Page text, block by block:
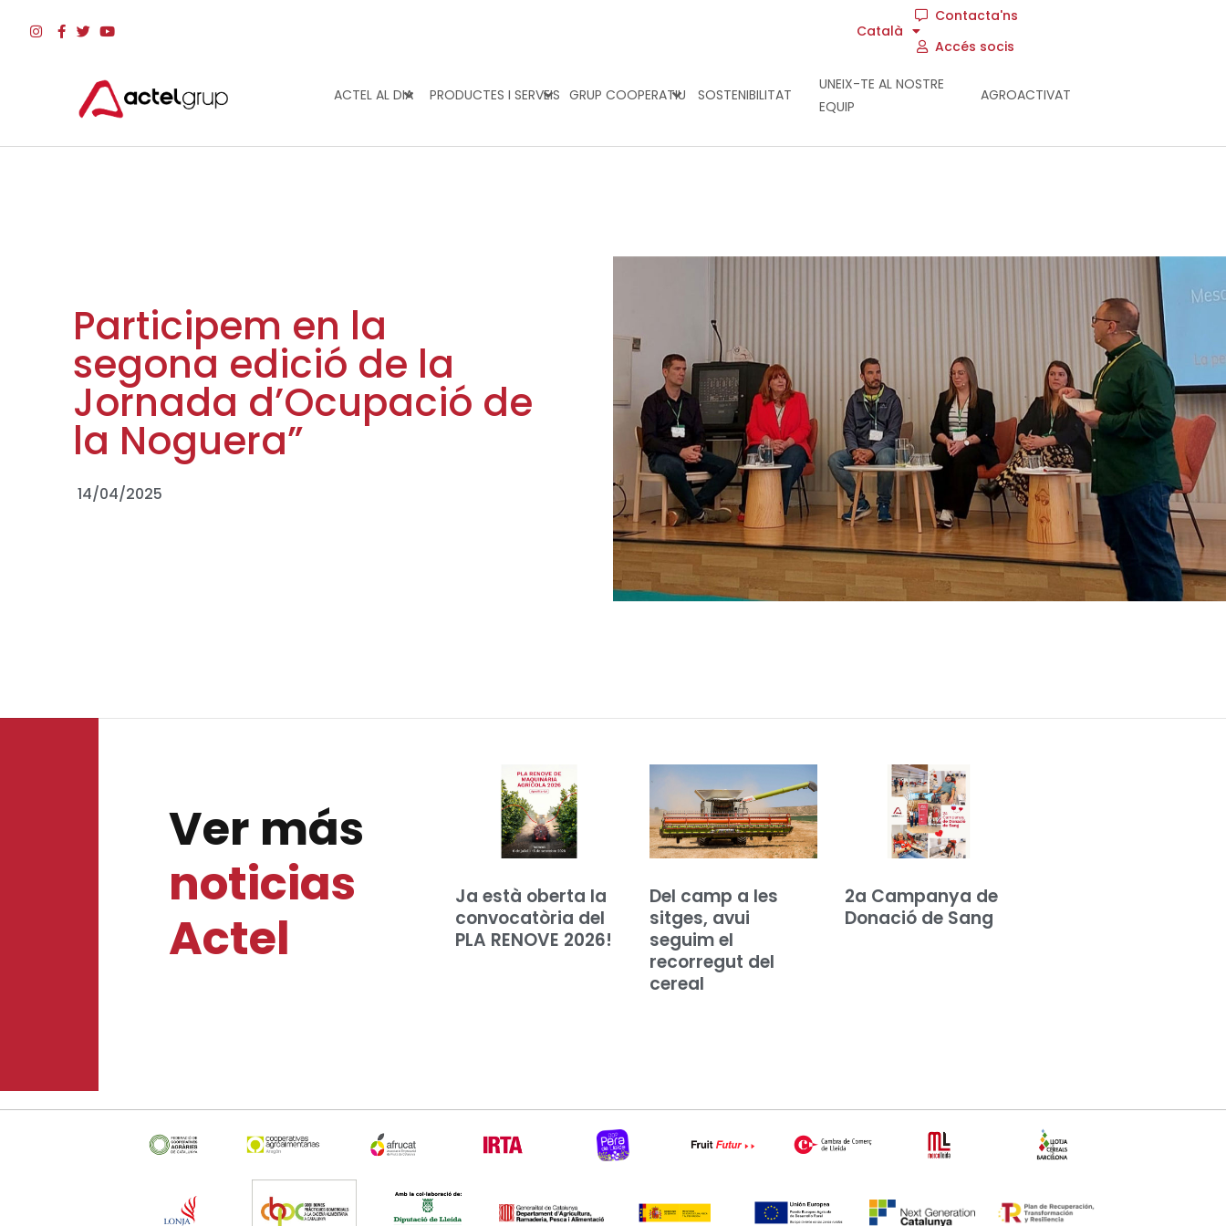
Català
Contacta'ns
Accés socis
ACTEL AL DIA PRODUCTES I SERVEIS GRUP COOPERATIU SOSTENIBILITAT
UNEIX-TE AL NOSTRE
EQUIP
AGROACTIVAT
Participem en la
segona edició de la
Jornada d’Ocupació de
la Noguera”
14/04/2025
Ver más
noticias
Actel
Ja està oberta la
convocatòria del
PLA RENOVE 2026!
Del camp a les
sitges, avui
seguim el
recorregut del
cereal
2a Campanya de
Donació de Sang